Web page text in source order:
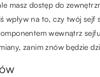
masz dostęp do
wpływ na to, czy twój
wewnątrz
zanim znów będzie